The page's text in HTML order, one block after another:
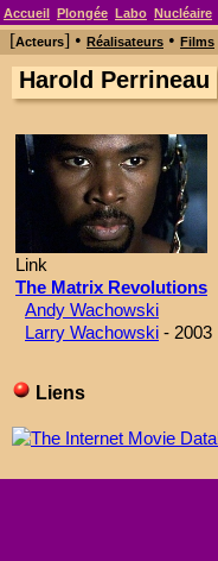
Accueil Plongée Labo Nucléaire
[Acteurs] • Réalisateurs • Films
Harold Perrineau
Link
The Matrix Revolutions
Andy Wachowski
Larry Wachowski - 2003
Liens